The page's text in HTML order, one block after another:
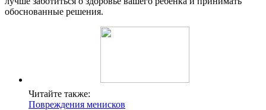
обоснованные решения.
Читайте также:
Повреждения менисков